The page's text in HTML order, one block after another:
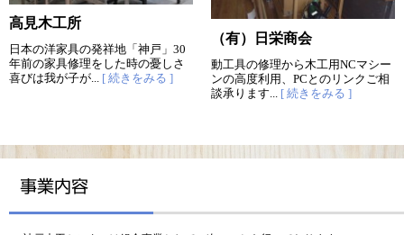
高見木工所
日本の洋家具の発祥地「神戸」30
年前の家具修理をした時の憂しさ
喜びは我が子が... [ 続きをみる ]
（有）日栄商会
動工具の修理から木工用NCマシー
ンの高度利用、PCとのリンクご相
談承ります... [ 続きをみる ]